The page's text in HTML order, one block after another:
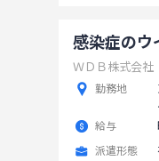
感染症のウ
ＷＤＢ株式会
勤務地
給与
派遣形態